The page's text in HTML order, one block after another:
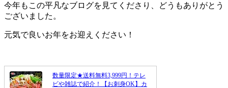
今年もこの平凡なブログを見てくださり、どうもありがとう
ございました。
元気で良いお年をお迎えください！
数量限定★送料無料3,999円！テレ
ビや雑誌で紹介！【お刺身OK】カ